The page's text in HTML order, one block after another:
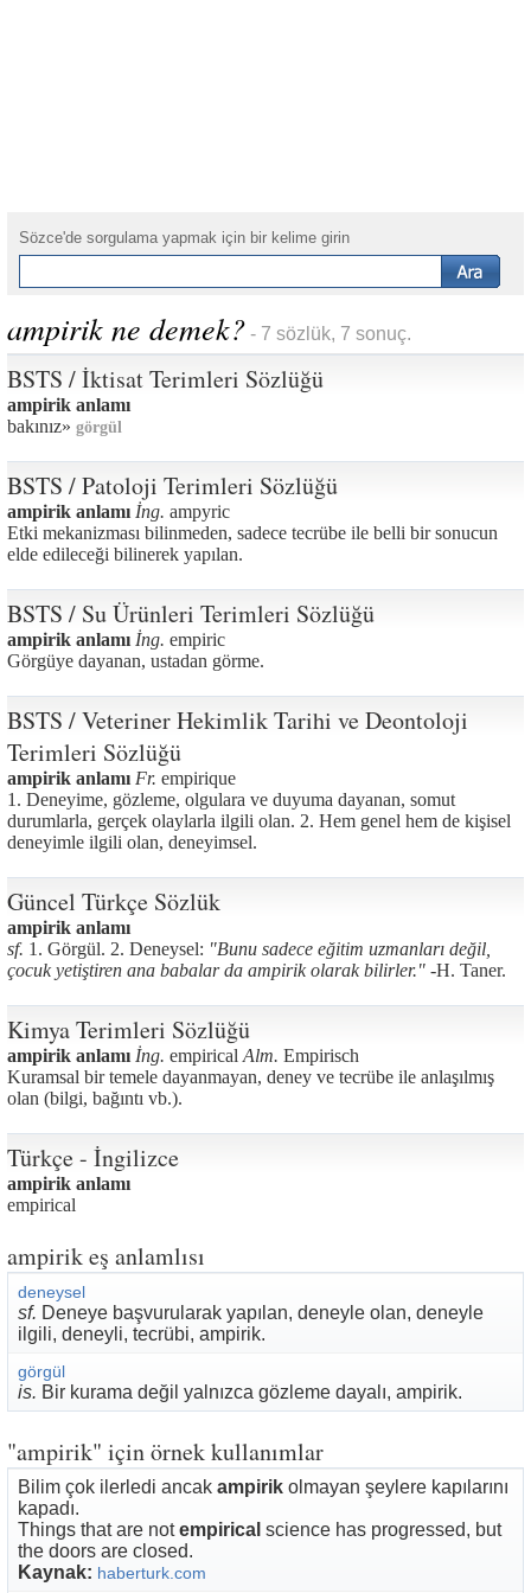
Sözce'de sorgulama yapmak için bir kelime girin
ampirik ne demek? - 7 sözlük, 7 sonuç.
BSTS / İktisat Terimleri Sözlüğü
ampirik anlamı
bakınız» görgül
BSTS / Patoloji Terimleri Sözlüğü
ampirik anlamı İng. ampyric
Etki mekanizması bilinmeden, sadece tecrübe ile belli bir sonucun
elde edileceği bilinerek yapılan.
BSTS / Su Ürünleri Terimleri Sözlüğü
ampirik anlamı İng. empiric
Görgüye dayanan, ustadan görme.
BSTS / Veteriner Hekimlik Tarihi ve Deontoloji
Terimleri Sözlüğü
ampirik anlamı Fr. empirique
1. Deneyime, gözleme, olgulara ve duyuma dayanan, somut
durumlarla, gerçek olaylarla ilgili olan. 2. Hem genel hem de kişisel
deneyimle ilgili olan, deneyimsel.
Güncel Türkçe Sözlük
ampirik anlamı
sf. 1. Görgül. 2. Deneysel: "Bunu sadece eğitim uzmanları değil,
çocuk yetiştiren ana babalar da ampirik olarak bilirler." -H. Taner.
Kimya Terimleri Sözlüğü
ampirik anlamı İng. empirical Alm. Empirisch
Kuramsal bir temele dayanmayan, deney ve tecrübe ile anlaşılmış
olan (bilgi, bağıntı vb.).
Türkçe - İngilizce
ampirik anlamı
empirical
ampirik eş anlamlısı
deneysel
sf. Deneye başvurularak yapılan, deneyle olan, deneyle
ilgili, deneyli, tecrübi, ampirik.
görgül
is. Bir kurama değil yalnızca gözleme dayalı, ampirik.
"ampirik" için örnek kullanımlar
Bilim çok ilerledi ancak ampirik olmayan şeylere kapılarını
kapadı.
Things that are notempirical science has progressed, but
the doors are closed.
Kaynak: haberturk.com